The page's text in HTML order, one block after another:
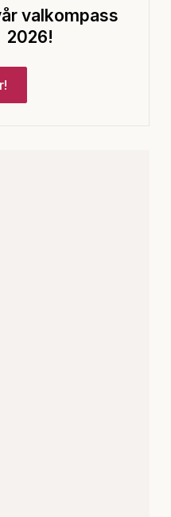
valkompass
2026!